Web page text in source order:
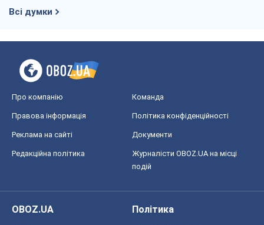
Всі думки
Про компанію Команда
Правова інформація Політика конфіденційності
Реклама на сайті Документи
Редакційна політика
Журналісти OBOZ.UA на місці
подій
OBOZ.UA
Політика